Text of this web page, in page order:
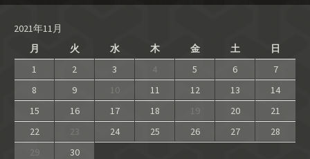
2021年11月
月
火 水 木 金 土
日
1
2 3 4 5 6
7
8
9 10 11 12 13
14
15
16 17 18 19 20
21
22
23 24 25 26 27
28
29
30